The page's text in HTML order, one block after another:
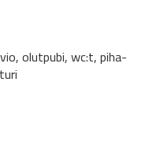
olutpubi, wc:t, piha-